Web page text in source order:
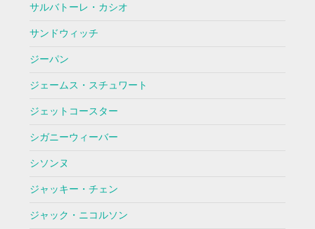
サルバトーレ・カシオ
サンドウィッチ
ジーパン
ジェームス・スチュワート
ジェットコースター
シガニーウィーバー
シソンヌ
ジャッキー・チェン
ジャック・ニコルソン